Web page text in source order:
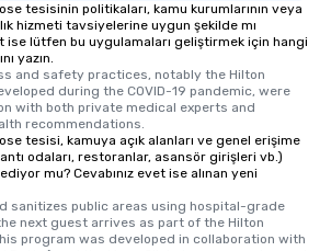
a dull moment.
Our
ability to enjoy
restaurants in one
including ones you
not have
on your own or
dinner. We offer
the finest spots
into various
All the pre-
tesisinin politikaları, kamu kurumlarının veya
hizmeti tavsiyelerine uygun şekilde mı
ise lütfen bu uygulamaları geliştirmek için hangi
yazın.
and safety practices, notably the Hilton
during the COVID-19 pandemic, were
with both private medical experts and
recommendations.
tesisi, kamuya açık alanları ve genel erişime
odaları, restoranlar, asansör girişleri vb.)
mu? Cevabınız evet ise alınan yeni
sanitizes public areas using hospital-grade
next guest arrives as part of the Hilton
program was developed in collaboration with